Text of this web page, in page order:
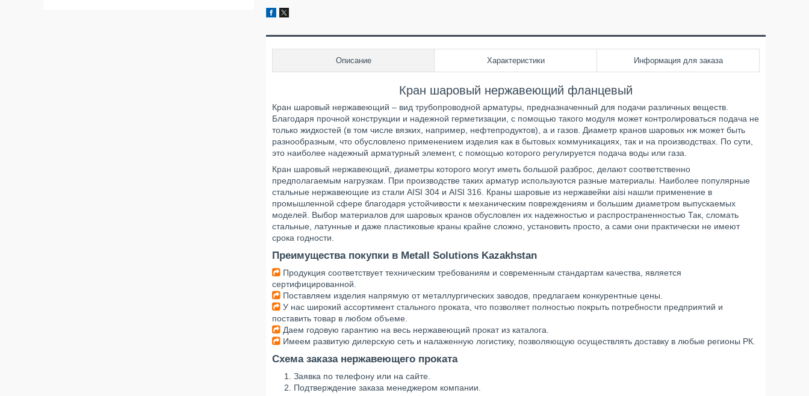
Описание Характеристики Информация для заказа
Кран шаровый нержавеющий фланцевый
Кран шаровый нержавеющий – вид трубопроводной арматуры, предназначенный для подачи различных веществ.
Благодаря прочной конструкции и надежной герметизации, с помощью такого модуля может контролироваться подача не
только жидкостей (в том числе вязких, например, нефтепродуктов), а и газов. Диаметр кранов шаровых нж может быть
разнообразным, что обусловлено применением изделия как в бытовых коммуникациях, так и на производствах. По сути,
это наиболее надежный арматурный элемент, с помощью которого регулируется подача воды или газа.
Кран шаровый нержавеющий, диаметры которого могут иметь большой разброс, делают соответственно
предполагаемым нагрузкам. При производстве таких арматур используются разные материалы. Наиболее популярные
стальные нержавеющие из стали AISI 304 и AISI 316. Краны шаровые из нержавейки aisi нашли применение в
промышленной сфере благодаря устойчивости к механическим повреждениям и большим диаметром выпускаемых
моделей. Выбор материалов для шаровых кранов обусловлен их надежностью и распространенностью Так, сломать
стальные, латунные и даже пластиковые краны крайне сложно, установить просто, а сами они практически не имеют
срока годности.
Преимущества покупки в Metall Solutions Kazakhstan
Продукция соответствует техническим требованиям и современным стандартам качества, является
сертифицированной.
Поставляем изделия напрямую от металлургических заводов, предлагаем конкурентные цены.
У нас широкий ассортимент стального проката, что позволяет полностью покрыть потребности предприятий и
поставить товар в любом объеме.
Даем годовую гарантию на весь нержавеющий прокат из каталога.
Имеем развитую дилерскую сеть и налаженную логистику, позволяющую осуществлять доставку в любые регионы РК.
Схема заказа нержавеющего проката
Заявка по телефону или на сайте.
Подтверждение заказа менеджером компании.